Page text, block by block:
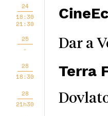
24
18:30
21:30
25
-
Dar a
28
18:30
Terra
28
21h30